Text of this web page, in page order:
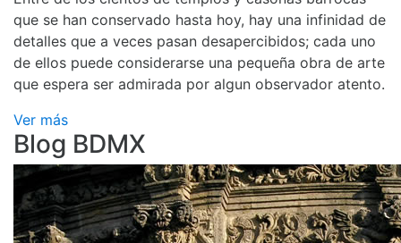
que se han conservado hasta hoy, hay una infinidad de
detalles que a veces pasan desapercibidos; cada uno
de ellos puede considerarse una pequeña obra de arte
que espera ser admirada por algun observador atento.
Ver más
Blog BDMX